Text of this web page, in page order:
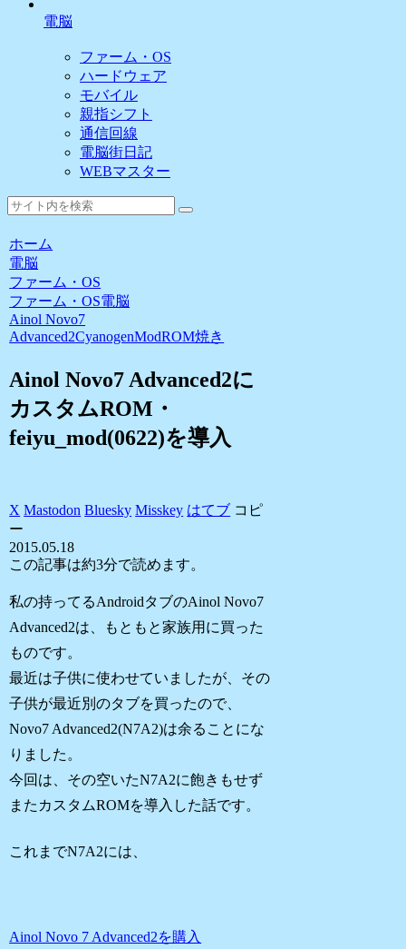
電脳
ファーム・OS
ハードウェア
モバイル
親指シフト
通信回線
電脳街日記
WEBマスター
ホーム
電脳
ファーム・OS
ファーム・OS電脳
Ainol Novo7
Advanced2CyanogenModROM焼き
Ainol Novo7 Advanced2に
カスタムROM・
feiyu_mod(0622)を導入
X Mastodon Bluesky Misskey はてブ コピ
ー
2015.05.18
この記事は約3分で読めます。
私の持ってるAndroidタブのAinol Novo7
Advanced2は、もともと家族用に買った
ものです。
最近は子供に使わせていましたが、その
子供が最近別のタブを買ったので、
Novo7 Advanced2(N7A2)は余ることにな
りました。
今回は、その空いたN7A2に飽きもせず
またカスタムROMを導入した話です。
これまでN7A2には、
Ainol Novo 7 Advanced2を購入